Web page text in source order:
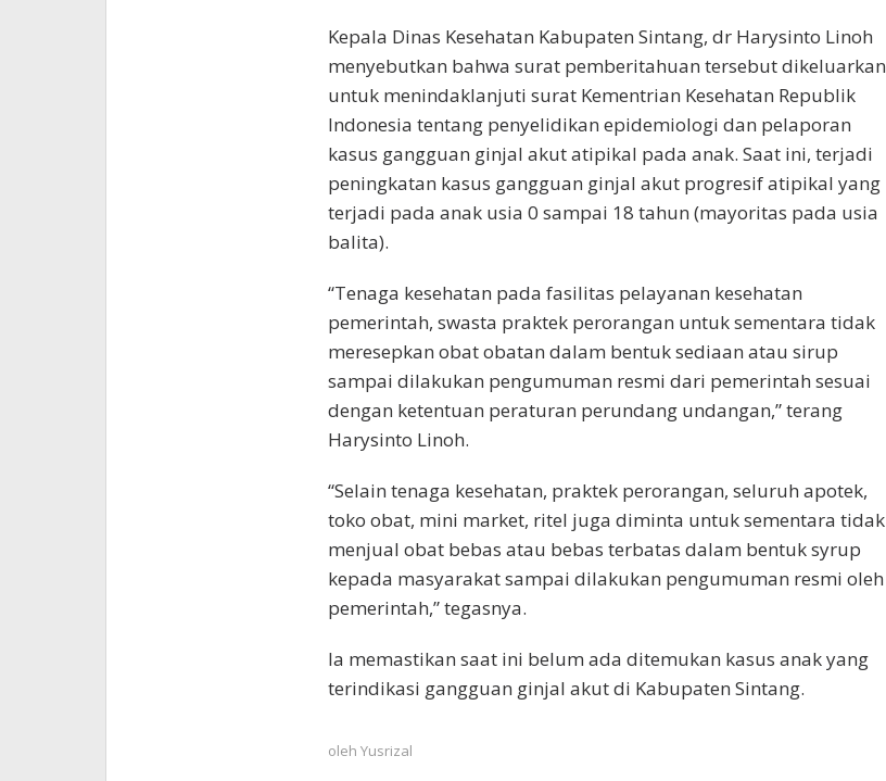
Kepala Dinas Kesehatan Kabupaten Sintang, dr Harysinto Linoh
menyebutkan bahwa surat pemberitahuan tersebut dikeluarkan
untuk menindaklanjuti surat Kementrian Kesehatan Republik
Indonesia tentang penyelidikan epidemiologi dan pelaporan
kasus gangguan ginjal akut atipikal pada anak. Saat ini, terjadi
peningkatan kasus gangguan ginjal akut progresif atipikal yang
terjadi pada anak usia 0 sampai 18 tahun (mayoritas pada usia
balita).
“Tenaga kesehatan pada fasilitas pelayanan kesehatan
pemerintah, swasta praktek perorangan untuk sementara tidak
meresepkan obat obatan dalam bentuk sediaan atau sirup
sampai dilakukan pengumuman resmi dari pemerintah sesuai
dengan ketentuan peraturan perundang undangan,” terang
Harysinto Linoh.
“Selain tenaga kesehatan, praktek perorangan, seluruh apotek,
toko obat, mini market, ritel juga diminta untuk sementara tidak
menjual obat bebas atau bebas terbatas dalam bentuk syrup
kepada masyarakat sampai dilakukan pengumuman resmi oleh
pemerintah,” tegasnya.
Ia memastikan saat ini belum ada ditemukan kasus anak yang
terindikasi gangguan ginjal akut di Kabupaten Sintang.
oleh Yusrizal